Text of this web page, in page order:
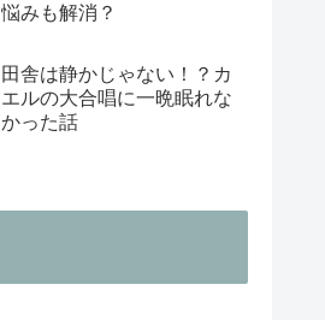
悩みも解消？
田舎は静かじゃない！？カ
エルの大合唱に一晩眠れな
かった話